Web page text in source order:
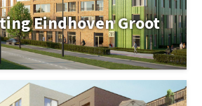
Eindhoven Groot